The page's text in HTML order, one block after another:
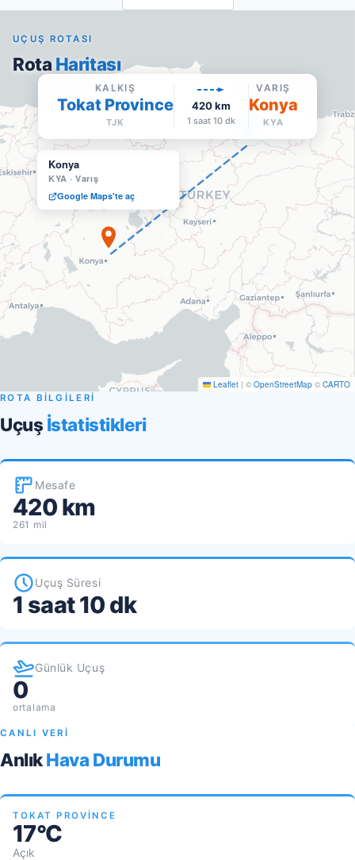
Konya
KYA ·Varış
Google Maps'te aç
Leaflet | © OpenStreetMap © CARTO
UÇUŞ ROTASI
Rota Haritası
KALKIŞ
Tokat Province
TJK
420km
1 saat 10 dk
VARIŞ
Konya
KYA
ROTA BİLGİLERİ
Uçuş İstatistikleri
Mesafe
420 km
261 mil
Uçuş Süresi
1 saat 10 dk
Günlük Uçuş
0
ortalama
CANLI VERİ
AnlıkHava Durumu
TOKAT PROVINCE
17°C
Açık